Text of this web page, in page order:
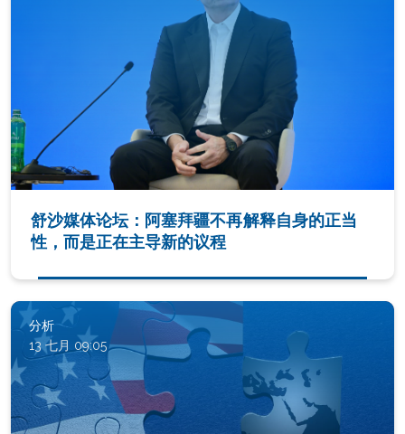
舒沙媒体论坛：阿塞拜疆不再解释自身的正当
性，而是正在主导新的议程
分析
13 七月 09:05